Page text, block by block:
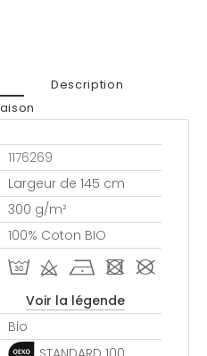
Description
1176269
Largeur de 145 cm
300 g/m²
100% Coton BIO
T d h - #
Voir la légende
Bio